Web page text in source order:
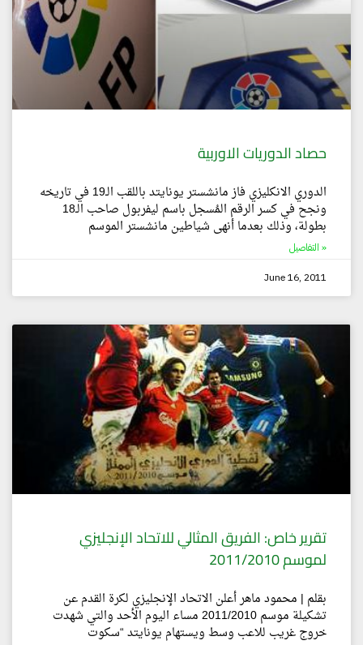
حصاد الدوريات الاوربية
الدوري الانكليزي فاز مانشستر يونايتد باللقب الـ19 في تاريخه
ونجح في كسر الرقم المُسجل باسم ليفربول صاحب الـ18
بطولة، وذلك بعدما أنهى شياطين مانشستر الموسم
التفاصيل »
June 16, 2011
تقرير خاص: الفريق المثالي للاتحاد الإنجليزي
لموسم 2011/2010
بقلم | محمود ماهر أعلن الاتحاد الإنجليزي لكرة القدم عن
تشكيلة موسم 2011/2010 مساء اليوم الأحد والتي شهدت
خروج غريب للاعب وسط ويستهام يونايتد “سكوت